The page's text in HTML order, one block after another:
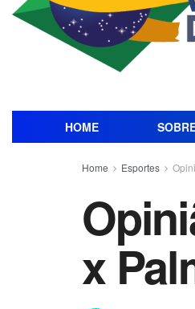
HOME
Home Esportes
x